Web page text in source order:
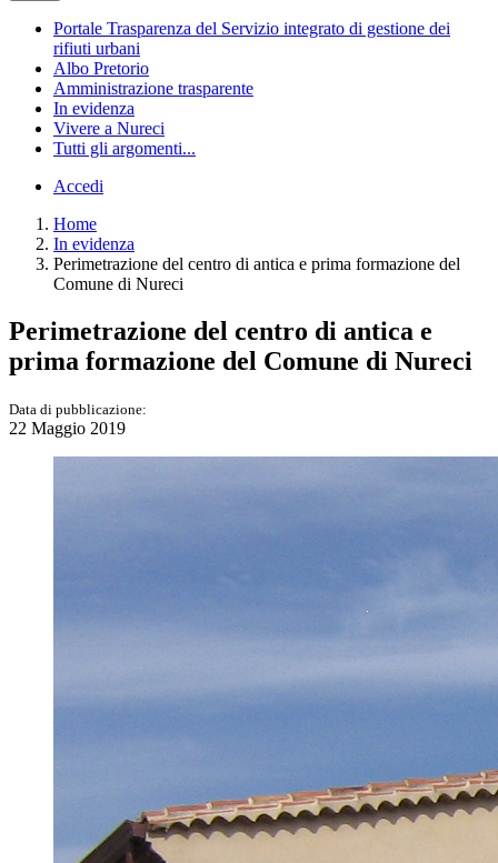
Portale Trasparenza del Servizio integrato di gestione dei
rifiuti urbani
Albo Pretorio
Amministrazione trasparente
In evidenza
Vivere a Nureci
Tutti gli argomenti...
Accedi
Home
In evidenza
Perimetrazione del centro di antica e prima formazione del
Comune di Nureci
Perimetrazione del centro di antica e
prima formazione del Comune di Nureci
Data di pubblicazione:
22 Maggio 2019